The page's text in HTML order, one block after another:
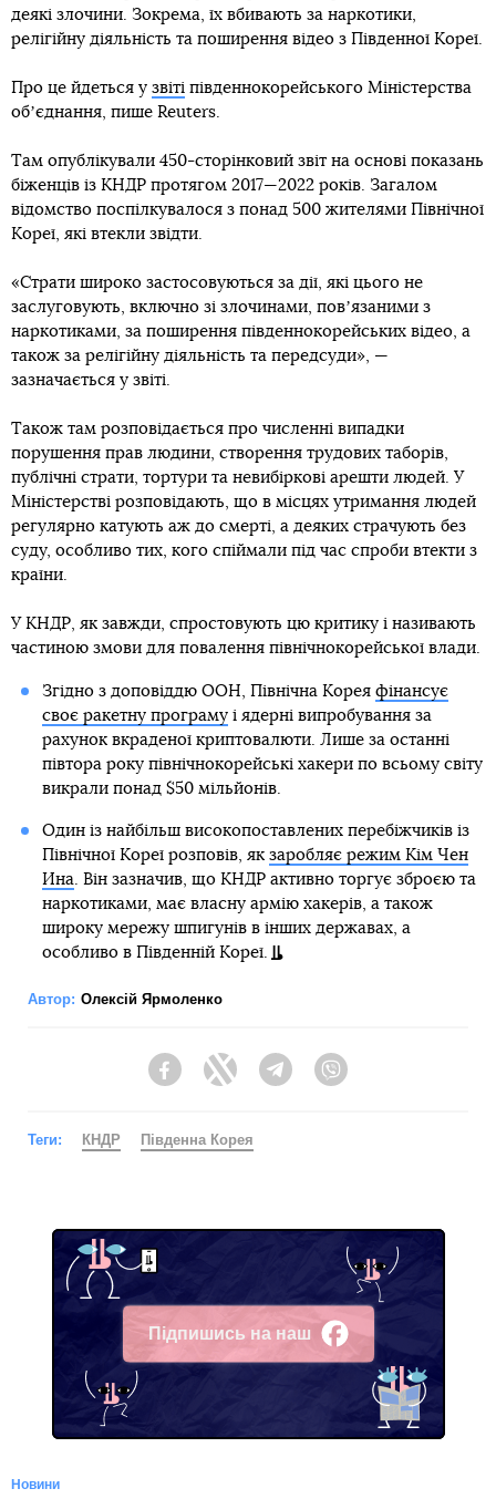
деякі злочини. Зокрема, їх вбивають за наркотики,
релігійну діяльність та поширення відео з Південної Кореї.
Про це йдеться у звіті південнокорейського Міністерства
обʼєднання, пише Reuters.
Там опублікували 450-сторінковий звіт на основі показань
біженців із КНДР протягом 2017—2022 років. Загалом
відомство поспілкувалося з понад 500 жителями Північної
Кореї, які втекли звідти.
«Страти широко застосовуються за дії, які цього не
заслуговують, включно зі злочинами, повʼязаними з
наркотиками, за поширення південнокорейських відео, а
також за релігійну діяльність та передсуди», —
зазначається у звіті.
Також там розповідається про численні випадки
порушення прав людини, створення трудових таборів,
публічні страти, тортури та невибіркові арешти людей. У
Міністерстві розповідають, що в місцях утримання людей
регулярно катують аж до смерті, а деяких страчують без
суду, особливо тих, кого спіймали під час спроби втекти з
країни.
У КНДР, як завжди, спростовують цю критику і називають
частиною змови для повалення північнокорейської влади.
Згідно з доповіддю ООН, Північна Корея фінансує
своє ракетну програмуі ядерні випробування за
рахунок вкраденої криптовалюти. Лише за останні
півтора року північнокорейські хакери по всьому світу
викрали понад $50 мільйонів.
Один із найбільш високопоставлених перебіжчиків із
Північної Кореї розповів, як заробляє режим Кім Чен
Ина. Він зазначив, що КНДР активно торгує зброєю та
наркотиками, має власну армію хакерів, а також
широку мережу шпигунів в інших державах, а
особливо в Південній Кореї.
Автор: Олексій Ярмоленко
FacebookTwitter Telegram
Теги: КНДР Південна Корея
Підпишись на наш
Facebook
Новини